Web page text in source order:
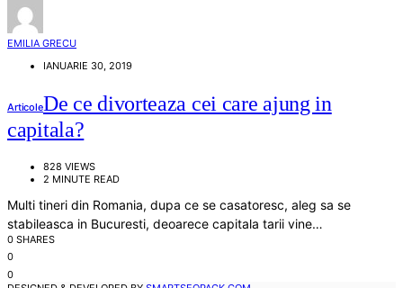
EMILIA GRECU
IANUARIE 30, 2019
ArticoleDe ce divorteaza cei care ajung in
capitala?
828 VIEWS
2 MINUTE READ
Multi tineri din Romania, dupa ce se casatoresc, aleg sa se
stabileasca in Bucuresti, deoarece capitala tarii vine…
0 SHARES
0
0